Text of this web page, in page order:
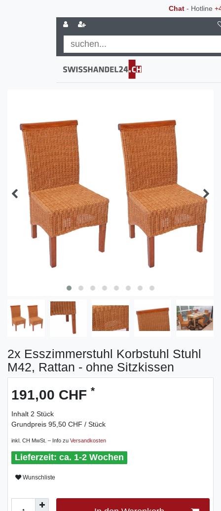
Chat- Hotline
2x Esszimmerstuhl Korbstuhl Stuhl
M42, Rattan - ohne Sitzkissen
191,00 CHF *
Inhalt 2 Stück
Grundpreis 95,50 CHF / Stück
inkl. CH MwSt. – Info zu Versandkosten
ca. 1-2 Wochen
Wunschliste